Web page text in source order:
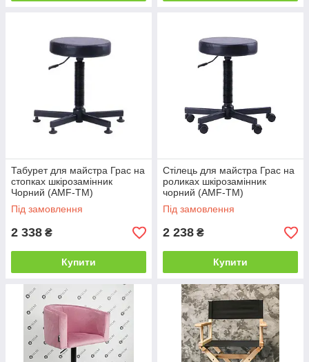
Табурет для майстра Грас на
стопках шкірозамінник
Чорний (AMF-ТМ)
Під замовлення
2 338 ₴
Купити
Стілець для майстра Грас на
роликах шкірозамінник
чорний (AMF-ТМ)
Під замовлення
2 238 ₴
Купити